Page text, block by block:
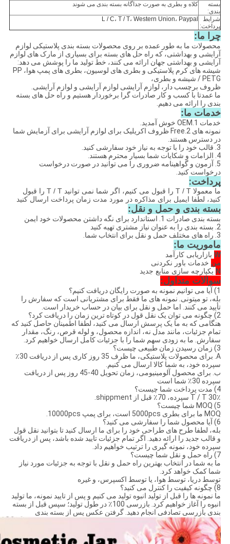
بسته
بندی:
کلاه و بطری به صورت جداگانه بسته بندی می شوند
شرایط
پرداخت:
L / C، T / T، Western Union، Paypal
چرا ما:
محصولات ما به طور عمده بر روی محصولات بسته بندی پلاستیکی لوازم
آرایشی و بهداشتی، که راه حل های بسته برای بسیاری از مارک های لوازم
آرایشی و بهداشتی جهان ارائه می کنند، خط تولید ما را پوشش می دهد:
شیشه های کرم پلاستیکی و بطری های لوسیون، بطری های پمپ هوا، PP
/ PETG شیشه و بطری،
ظروف برچسب دار، لوازم آرایشی لوازم آرایشی و لوازم آرایشی.
ما عمدتا با کسب و کار صادرات گرا برخوردار هستیم و راه حل های بسته
بندی را ارائه می دهیم.
خدمات ما:
خدمات 1.OEM خوش آمدید.
نمونه های 2.Free ظروف اکریلیک برای لوازم آرایشی برای آزمایش شما
در دسترس هستند.
3. قالب خود را با توجه به نیاز خود سفارشی کنید.
4. الزامات و شکایات شما بسیار محترم هستند.
5. آزمون و گواهینامه ضروری را می توانید در صورت درخواست
درخواست کنید.
پرداخت:
ما معمولا T / T را قبول می کنیم، اگر شما نمی توانید T / T را قبول
کنید، لطفا ایمیل برای مذاکره در مورد مدت زمان پرداخت ارسال کنید
بسته بندی و حمل و نقل:
بسته بندی صادرات 1. استاندارد برای نگه داشتن محصولات خود ایمن
2. بسته بندی را به عنوان نیاز مشتری تهیه کنید
3. راه های مختلف حمل و نقل برای انتخاب شما.
ماموریت ما:
Wبازاریابی کارآمد
من خدمات باور نکردنی
N یکپارچه سازی منابع جدید
سوالات متداول:
1) آیا می توانیم نمونه به صورت رایگان دریافت کنیم؟
بله، تو میتونی. نمونه های ما فقط برای مشتریانی است که سفارش را
تأیید می کنند. اما حمل و نقل برای بیان در حساب خریدار است.
2) چگونه می توان یک نقل قول در کوتاه ترین زمان را دریافت کرد؟
هنگامی که به ما یک پرسش ارسال می کنید، لطفا اطمینان حاصل کنید که
تمام جزئیات، مانند مدل نه، اندازه محصول، و لوله قرص، رنگ، مقدار
سفارش. ما به زودی سهم شما را با جزئیات کامل ارسال خواهیم کرد.
3) زمان رسیدن زمان طبیعی چیست؟
A. برای محصولات پلاستیکی، ما ظرف 35 روز کاری پس از دریافت 30٪
سپرده خود، به شما کالا ارسال می کنیم.
ب. برای محصول آلومینیومی، زمان تحویل 40-45 روز پس از دریافت
سپرده 30٪ شما است
4) مدت پرداخت شما چیست؟
T / T 30٪ سپرده، 70٪ قبل از shippment.
5) MOQ شما چیست؟
MOQ ما برای بطری 5000pcs است، برای پمپ 10000pcs.
6) آیا محصول شما را سفارشی می کنید؟
بله، لطفا طرح های طراحی خود را برای ما ارسال کنید تا بتوانید نقل قول
و قالب جدید را ارائه دهید. اگر تمام جزئیات تایید شده باشد، پس از دریافت
سپرده خود، نمونه گیری را ترتیب خواهیم داد.
7) راه حمل و نقل شما چیست؟
ما به شما در انتخاب بهترین راه حمل و نقل با توجه به جزئیات مورد نیاز
شما کمک خواهد کرد.
توسط دریا، توسط هوا، یا توسط اکسپرس، و غیره
8) چگونه کیفیت را کنترل می کنید؟
ما نمونه ها را قبل از تولید انبوه تولید می کنیم و پس از تایید نمونه، ما تولید
انبوه را آغاز خواهیم کرد. بازرسی 100٪ در طول تولید؛ سپس قبل از بسته
بندی بازرسی تصادفی انجام دهید. گرفتن عکس پس از بسته بندی